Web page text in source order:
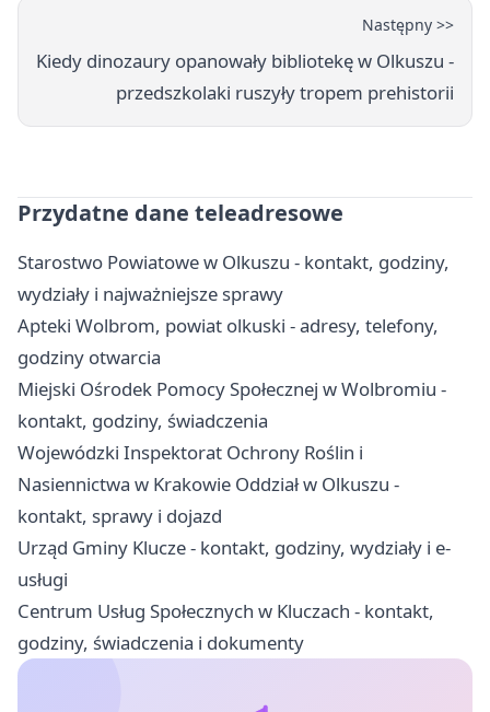
Następny >>
Kiedy dinozaury opanowały bibliotekę w Olkuszu -
przedszkolaki ruszyły tropem prehistorii
Przydatne dane teleadresowe
Starostwo Powiatowe w Olkuszu - kontakt, godziny,
wydziały i najważniejsze sprawy
Apteki Wolbrom, powiat olkuski - adresy, telefony,
godziny otwarcia
Miejski Ośrodek Pomocy Społecznej w Wolbromiu -
kontakt, godziny, świadczenia
Wojewódzki Inspektorat Ochrony Roślin i
Nasiennictwa w Krakowie Oddział w Olkuszu -
kontakt, sprawy i dojazd
Urząd Gminy Klucze - kontakt, godziny, wydziały i e-
usługi
Centrum Usług Społecznych w Kluczach - kontakt,
godziny, świadczenia i dokumenty